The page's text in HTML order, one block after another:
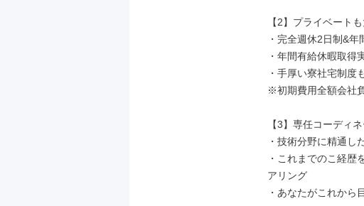
【2】プライベート
・完全週休2日制&
・年間有給休暇取得
・手厚い寮社宅制度
※初期費用全額会社
【3】専任コーディ
・技術分野に精通し
・これまでのこ経歴
アリング
・あなたがこれから